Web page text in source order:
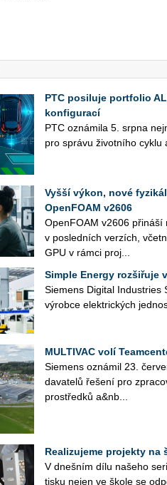
PTC posiluje portfolio
konfigurací
PTC ozná­mi­la 5. srpna
pro sprá­vu ži­vot­ní­ho cyklu
Vyšší výkon, nové
OpenFOAM v2606
Open­FO­AM v2606
v po­sled­ních ver­zích,
GPU v rámci pro­j...
Simple Energy rozšiřuje
Sie­mens Di­gi­tal In­du­st­ries
vý­rob­ce elek­tric­kých
MULTIVAC volí
Sie­mens ozná­mil 23.
da­va­te­lů ře­še­ní pro
pro­střed­ků a&nb...
Realizujeme projekty na
V dneš­ním dílu na­še­ho
tisku nejen ve škole se